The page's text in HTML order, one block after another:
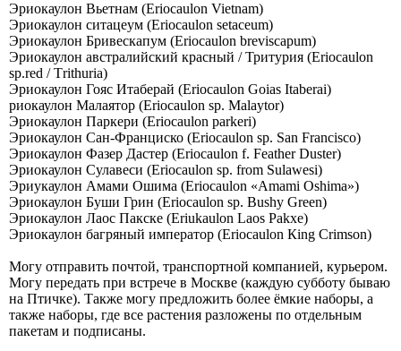
Эриокаулон Вьетнам (Eriocaulon Vietnam)
Эриокаулон ситацеум (Eriocaulon setaceum)
Эриокаулон Бривескапум (Eriocaulon breviscapum)
Эриокаулон австралийский красный / Тритурия (Eriocaulon
sp.red / Тrithuriа)
Эриокаулон Гояс Итаберай (Еriосаulоn Gоiаs Itаbеrаi)
риокаулон Малаятор (Eriocaulon sp. Malaytor)
Эриокаулон Паркери (Eriocaulon parkeri)
Эриокаулон Сан-Франциско (Eriocaulon sp. San Francisco)
Эриокаулон Фазер Дастер (Eriocaulon f. Feather Duster)
Эриокаулон Сулавеси (Eriocaulon sp. from Sulawesi)
Эриукаулон Амами Ошима (Eriocaulon «Аmаmi Оshimа»)
Эриокаулон Буши Грин (Еriосаulоn sр. Вushy Grееn)
Эриокаулон Лаос Пакске (Еriukаulоn Lаоs Раkхе)
Эриокаулон багряный император (Еriосаulоn Кing Сrimsоn)
Могу отправить почтой, транспортной компанией, курьером.
Могу передать при встрече в Москве (каждую субботу бываю
на Птичке). Также могу предложить более ёмкие наборы, а
также наборы, где все растения разложены по отдельным
пакетам и подписаны.